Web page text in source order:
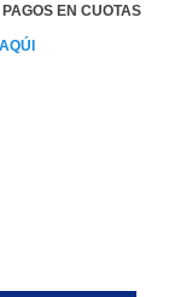
EN CUOTAS
AQÚI